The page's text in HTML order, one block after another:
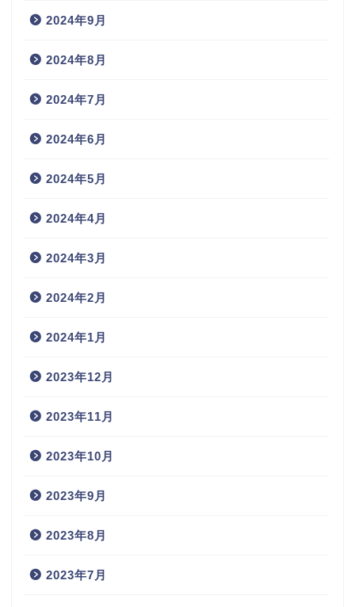
2024年9月
2024年8月
2024年7月
2024年6月
2024年5月
2024年4月
2024年3月
2024年2月
2024年1月
2023年12月
2023年11月
2023年10月
2023年9月
2023年8月
2023年7月